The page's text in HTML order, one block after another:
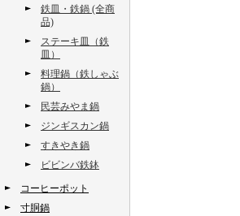
鉄皿・鉄鍋 (全商
品)
ステーキ皿（鉄
皿）
料理鍋（鉄しゃぶ
鍋）
民芸みやま鍋
ジンギスカン鍋
すきやき鍋
ビビンバ鉄鉢
コーヒーポット
寸胴鍋